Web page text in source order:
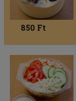
850 Ft